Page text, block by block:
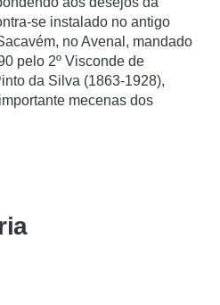
se instalado no antigo
no Avenal, mandado
pelo 2º Visconde de
da Silva (1863-1928),
mecenas dos